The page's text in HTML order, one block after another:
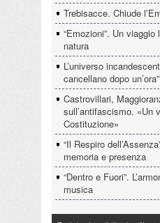
Trebisacce. Chiude
“Emozioni”. Un
natura
L’universo
cancellano dopo un’ora”
Castrovillari,
sull’antifascismo. «Un
Costituzione»
“Il Respiro
memoria e presenza
“Dentro e Fuori”.
musica